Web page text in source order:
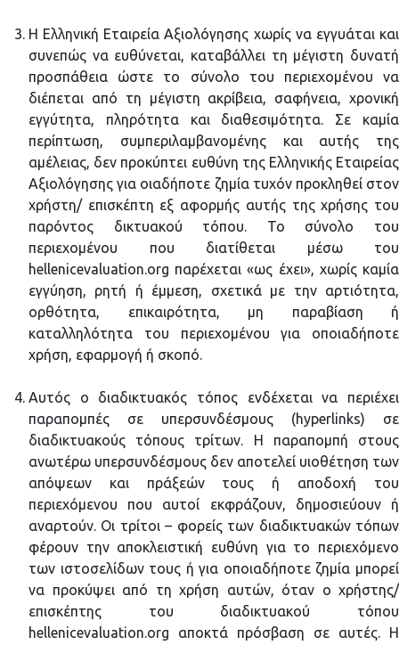
H Ελληνική Εταιρεία Αξιολόγησης χωρίς να εγγυάται και
συνεπώς να ευθύνεται, καταβάλλει τη μέγιστη δυνατή
προσπάθεια ώστε το σύνολο του περιεχομένου να
διέπεται από τη μέγιστη ακρίβεια, σαφήνεια, χρονική
εγγύτητα, πληρότητα και διαθεσιμότητα. Σε καμία
περίπτωση, συμπεριλαμβανομένης και αυτής της
αμέλειας, δεν προκύπτει ευθύνη της Ελληνικής Εταιρείας
Αξιολόγησης για οιαδήποτε ζημία τυχόν προκληθεί στον
χρήστη/ επισκέπτη εξ αφορμής αυτής της χρήσης του
παρόντος δικτυακού τόπου. Το σύνολο του
περιεχομένου που διατίθεται μέσω του
hellenicevaluation.org παρέχεται «ως έχει», χωρίς καμία
εγγύηση, ρητή ή έμμεση, σχετικά με την αρτιότητα,
ορθότητα, επικαιρότητα, μη παραβίαση ή
καταλληλότητα του περιεχομένου για οποιαδήποτε
χρήση, εφαρμογή ή σκοπό.
Αυτός ο διαδικτυακός τόπος ενδέχεται να περιέχει
παραπομπές σε υπερσυνδέσμους (hyperlinks) σε
διαδικτυακούς τόπους τρίτων. Η παραπομπή στους
ανωτέρω υπερσυνδέσμους δεν αποτελεί υιοθέτηση των
απόψεων και πράξεών τους ή αποδοχή του
περιεχόμενου που αυτοί εκφράζουν, δημοσιεύουν ή
αναρτούν. Οι τρίτοι – φορείς των διαδικτυακών τόπων
φέρουν την αποκλειστική ευθύνη για το περιεχόμενο
των ιστοσελίδων τους ή για οποιαδήποτε ζημία μπορεί
να προκύψει από τη χρήση αυτών, όταν ο χρήστης/
επισκέπτης του διαδικτυακού τόπου
hellenicevaluation.org αποκτά πρόσβαση σε αυτές. H